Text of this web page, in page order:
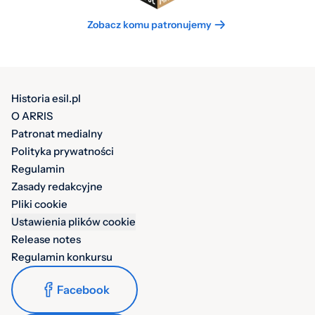
Zobacz komu patronujemy
Historia esil.pl
O ARRIS
Patronat medialny
Polityka prywatności
Regulamin
Zasady redakcyjne
Pliki cookie
Ustawienia plików cookie
Release notes
Regulamin konkursu
Facebook